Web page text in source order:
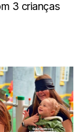
3 crianças